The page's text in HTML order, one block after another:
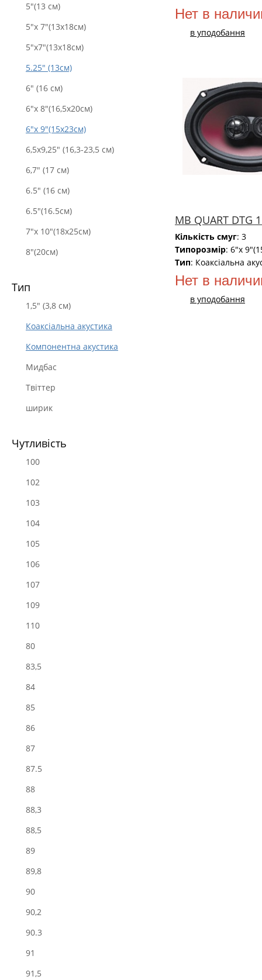
5"(13 см)
5"x 7"(13x18см)
5"x7"(13х18см)
5.25" (13см)
6" (16 см)
6"x 8"(16,5x20см)
6"x 9"(15x23см)
6,5х9,25" (16,3-23,5 см)
6,7" (17 см)
6.5" (16 см)
6.5"(16.5см)
7"x 10"(18x25см)
8"(20см)
Тип
1,5" (3,8 см)
Коаксіальна акустика
Компонентна акустика
Мидбас
Твіттер
ширик
Чутливість
100
102
103
104
105
106
107
109
110
80
83,5
84
85
86
87
87.5
88
88,3
88,5
89
89,8
90
90,2
90.3
91
91,5
Нет в
в уподобання
MB QUART DTG
Кількість смуг: 3
Типорозмір: 6"x
Тип: Коаксіальна
Нет в
в уподобання